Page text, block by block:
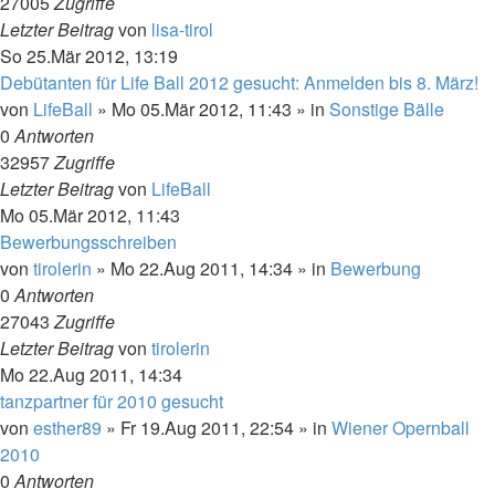
Letzter Beitragvon lisa-tirol
So 25.Mär 2012, 13:19
Debütanten für Life Ball 2012 gesucht: Anmelden bis 8. März!
von LifeBall » Mo 05.Mär 2012, 11:43 » in Sonstige Bälle
0Antworten
32957Zugriffe
Letzter Beitragvon LifeBall
Mo 05.Mär 2012, 11:43
Bewerbungsschreiben
von tirolerin » Mo 22.Aug 2011, 14:34 » in Bewerbung
0Antworten
27043Zugriffe
Letzter Beitragvon tirolerin
Mo 22.Aug 2011, 14:34
tanzpartner für 2010 gesucht
von esther89 » Fr 19.Aug 2011, 22:54 » in Wiener Opernball
2010
0Antworten